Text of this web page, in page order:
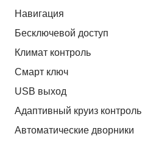
Навигация
Бесключевой доступ
Климат контроль
Смарт ключ
USB выход
Адаптивный круиз контроль
Автоматические дворники